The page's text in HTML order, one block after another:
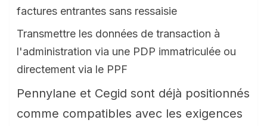
factures entrantes sans ressaisie
Transmettre les données de transaction à
l'administration via une PDP immatriculée ou
directement via le PPF
Pennylane et Cegid sont déjà positionnés
comme compatibles avec les exigences